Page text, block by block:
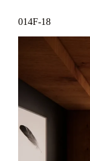
014F-18